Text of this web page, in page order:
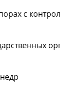
с